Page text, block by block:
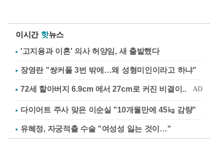
이시간 핫뉴스
'고지용과 이혼' 의사 허양임, 새 출발했다
장영란 "쌍커풀 3번 밖에…왜 성형미인이라고 하냐"
다이어트 주사 맞은 이순실 "10개월만에 45㎏ 감량"
유혜정, 자궁적출 수술 "여성성 잃는 것이…"